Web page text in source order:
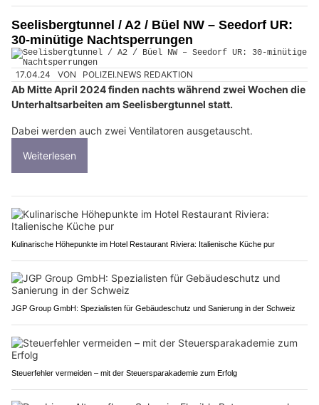
Seelisbergtunnel / A2 / Büel NW – Seedorf UR:
30-minütige Nachtsperrungen
17.04.24 VON POLIZEI.NEWS REDAKTION
Ab Mitte April 2024 finden nachts während zwei Wochen die
Unterhaltsarbeiten am Seelisbergtunnel statt.
Dabei werden auch zwei Ventilatoren ausgetauscht.
Weiterlesen
Kulinarische Höhepunkte im Hotel Restaurant Riviera: Italienische Küche pur
JGP Group GmbH: Spezialisten für Gebäudeschutz und Sanierung in der Schweiz
Steuerfehler vermeiden – mit der Steuersparakademie zum Erfolg